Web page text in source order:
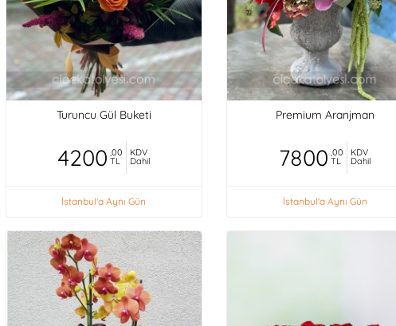
Turuncu Gül Buketi
4200 ,00
TL
KDV
Dahil
İstanbul'a Aynı Gün
Premium Aranjman
7800 ,00
TL
KDV
Dahil
İstanbul'a Aynı Gün